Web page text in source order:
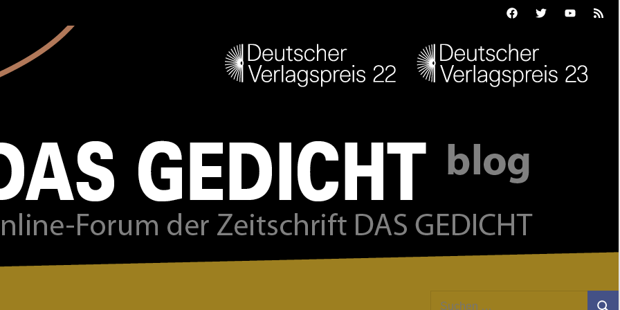
FacebookTwitterYoutubeFeed
Suchen